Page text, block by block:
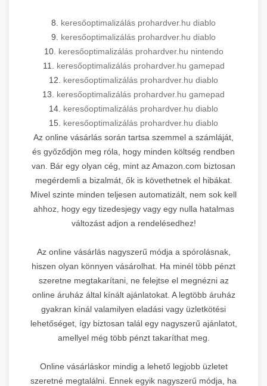
8. keresőoptimalizálás prohardver.hu diablo
9. keresőoptimalizálás prohardver.hu diablo
10. keresőoptimalizálás prohardver.hu nintendo
11. keresőoptimalizálás prohardver.hu gamepad
12. keresőoptimalizálás prohardver.hu diablo
13. keresőoptimalizálás prohardver.hu gamepad
14. keresőoptimalizálás prohardver.hu diablo
15. keresőoptimalizálás prohardver.hu diablo
Az online vásárlás során tartsa szemmel a számláját,
és győződjön meg róla, hogy minden költség rendben
van. Bár egy olyan cég, mint az Amazon.com biztosan
megérdemli a bizalmát, ők is követhetnek el hibákat.
Mivel szinte minden teljesen automatizált, nem sok kell
ahhoz, hogy egy tizedesjegy vagy egy nulla hatalmas
változást adjon a rendelésedhez!
Az online vásárlás nagyszerű módja a spórolásnak,
hiszen olyan könnyen vásárolhat. Ha minél több pénzt
szeretne megtakarítani, ne felejtse el megnézni az
online áruház által kínált ajánlatokat. A legtöbb áruház
gyakran kínál valamilyen eladási vagy üzletkötési
lehetőséget, így biztosan talál egy nagyszerű ajánlatot,
amellyel még több pénzt takaríthat meg.
Online vásárláskor mindig a lehető legjobb üzletet
szeretné megtalálni. Ennek egyik nagyszerű módja, ha